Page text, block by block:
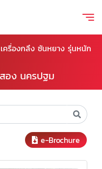
เครื่องกลึง ซันหยาง รุ่นหนัก
อง นครปฐม
e-Brochure